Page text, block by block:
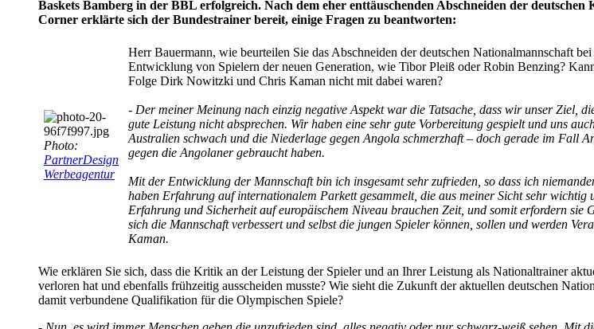
Baskets Bamberg in der BBL erfolgreich. Nach dem eher enttäuschenden Abschneiden der
Corner erklärte sich der Bundestrainer bereit, einige Fragen zu beantworten:
Photo:
PartnerDesign
Werbeagentur
Herr Bauermann, wie beurteilen Sie das Abschneiden der deutschen Nationalmannschaft
Entwicklung von Spielern der neuen Generation, wie Tibor Pleiß oder Robin Benzing?
Folge Dirk Nowitzki und Chris Kaman nicht mit dabei waren?
- Der meiner Meinung nach einzig negative Aspekt war die Tatsache, dass wir unser Ziel,
gute Leistung nicht absprechen. Wir haben eine sehr gute Vorbereitung gespielt und uns
Australien schwach und die Niederlage gegen Angola schmerzhaft – doch gerade im Fall
gegen die Angolaner gebraucht haben.
Mit der Entwicklung der Mannschaft bin ich insgesamt sehr zufrieden, so dass ich
haben Erfahrung auf internationalem Parkett gesammelt, die aus meiner Sicht sehr
Erfahrung und Sicherheit auf europäischem Niveau brauchen Zeit, und somit erfordern sie
sich die Mannschaft verbessert und selbst die jungen Spieler können, sollen und werden
Kaman.
Wie erklären Sie sich, dass die Kritik an der Leistung der Spieler und an Ihrer Leistung als Nationaltrainer
verloren hat und ebenfalls frühzeitig ausscheiden musste? Wie sieht die Zukunft der aktuellen deutschen
damit verbundene Qualifikation für die Olympischen Spiele?